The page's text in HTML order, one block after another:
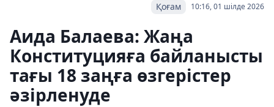
10:16, 01 шілде 2026
Қоғам
Аида Балаева: Жаңа
Конституцияға байланысты
тағы 18 заңға өзгерістер
әзірленуде